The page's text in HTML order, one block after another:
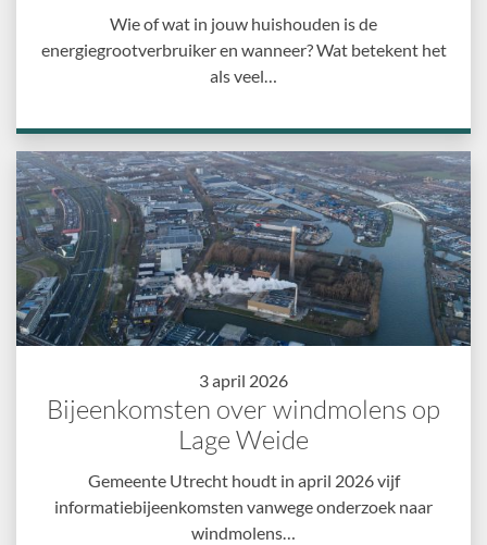
Wie of wat in jouw huishouden is de
energiegrootverbruiker en wanneer? Wat betekent het
als veel…
3 april 2026
Bijeenkomsten over windmolens op
Lage Weide
Gemeente Utrecht houdt in april 2026 vijf
informatiebijeenkomsten vanwege onderzoek naar
windmolens…